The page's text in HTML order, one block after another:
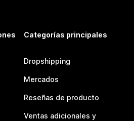
Categorías principales
Dropshipping
Mercados
Reseñas de producto
Ventas adicionales y